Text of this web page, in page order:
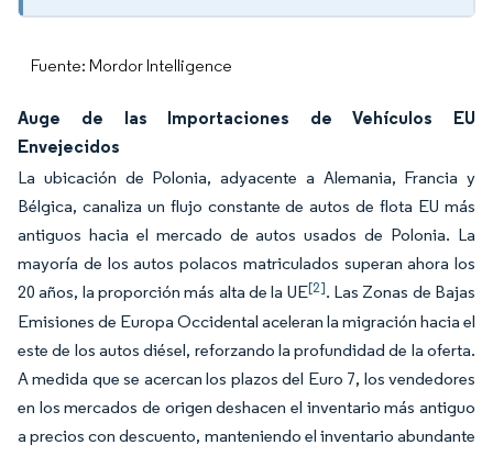
Fuente: Mordor Intelligence
Auge de las Importaciones de Vehículos EU
Envejecidos
La ubicación de Polonia, adyacente a Alemania, Francia y
Bélgica, canaliza un flujo constante de autos de flota EU más
antiguos hacia el mercado de autos usados de Polonia. La
mayoría de los autos polacos matriculados superan ahora los
20 años, la proporción más alta de la UE[2]. Las Zonas de Bajas
Emisiones de Europa Occidental aceleran la migración hacia el
este de los autos diésel, reforzando la profundidad de la oferta.
A medida que se acercan los plazos del Euro 7, los vendedores
en los mercados de origen deshacen el inventario más antiguo
a precios con descuento, manteniendo el inventario abundante